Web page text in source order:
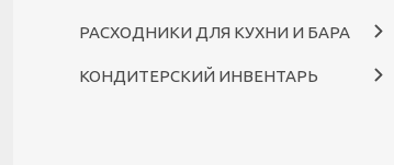
РАСХОДНИКИ ДЛЯ КУХНИ И БАРА
КОНДИТЕРСКИЙ ИНВЕНТАРЬ